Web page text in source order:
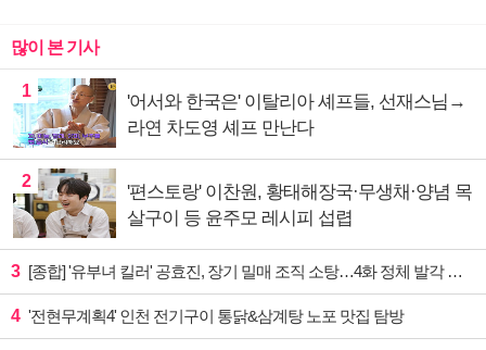
많이 본 기사
1
'어서와 한국은' 이탈리아 셰프들, 선재스님→
라연 차도영 셰프 만난다
2
'편스토랑' 이찬원, 황태해장국·무생채·양념 목
살구이 등 윤주모 레시피 섭렵
3 [종합] '유부녀 킬러' 공효진, 장기 밀매 조직 소탕…4화 정체 발각 위기 예고
4 '전현무계획4' 인천 전기구이 통닭&삼계탕 노포 맛집 탐방